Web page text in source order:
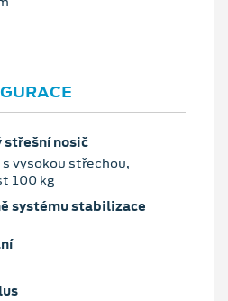
střešní nosič
vysokou střechou,
100 kg
systému stabilizace